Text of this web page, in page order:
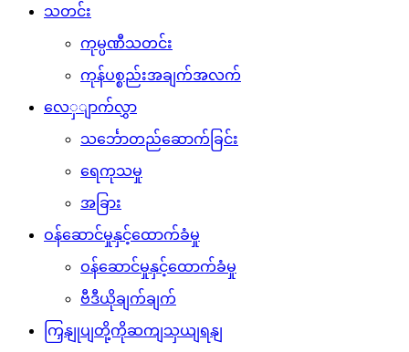
သတင်း
ကုမ္ပဏီသတင်း
ကုန်ပစ္စည်းအချက်အလက်
လေှျာက်လွှာ
သင်္ဘောတည်ဆောက်ခြင်း
ရေကုသမှု
အခြား
ဝန်ဆောင်မှုနှင့်ထောက်ခံမှု
ဝန်ဆောင်မှုနှင့်ထောက်ခံမှု
ဗီဒီယိုချက်ချက်
ကြှနျုပျတို့ကိုဆကျသှယျရနျ